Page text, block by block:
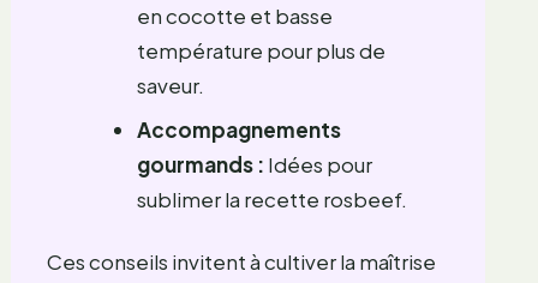
en cocotte et basse
température pour plus de
saveur.
Accompagnements
gourmands : Idées pour
sublimer la recette rosbeef.
Ces conseils invitent à cultiver la maîtrise